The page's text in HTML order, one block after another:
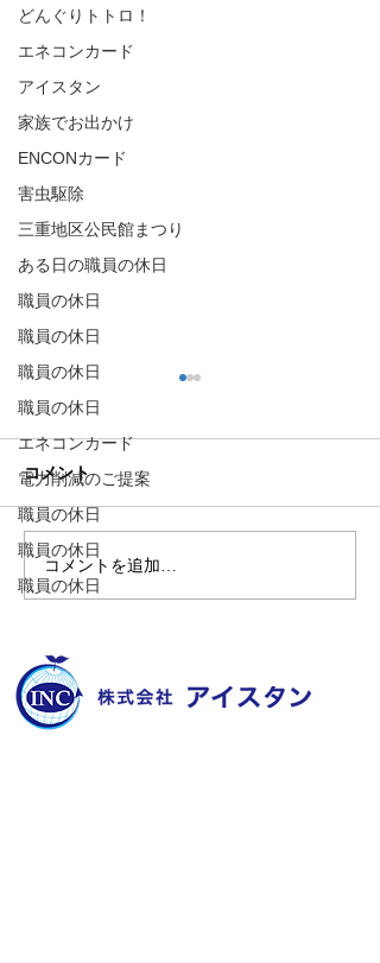
どんぐりトトロ！
エネコンカード
アイスタン
家族でお出かけ
ENCONカード
害虫駆除
三重地区公民館まつり
ある日の職員の休日
職員の休日
職員の休日
職員の休日
職員の休日
エネコンカード
電力削減のご提案
職員の休日
職員の休日
職員の休日
ゴキバスター2号、本日の
任務は滑石エリア！
コメント
コメントを追加…